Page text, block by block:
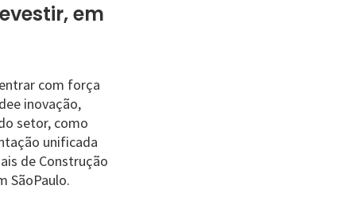
em
com força
inovação,
setor, como
unificada
de Construção
SãoPaulo.